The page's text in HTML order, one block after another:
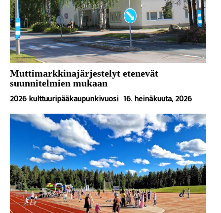
Muttimarkkinajärjestelyt etenevät
suunnitelmien mukaan
2026 kulttuuripääkaupunkivuosi 16. heinäkuuta, 2026